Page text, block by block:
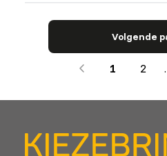
Volgende
1 2